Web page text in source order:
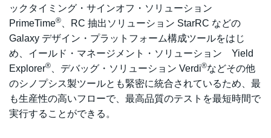
ックタイミング・サインオフ・ソリューション
PrimeTime®
、RC 抽出ソリューション StarRC などの
Galaxy デザイン・プラットフォーム構成ツールをはじ
め、イールド・マネージメント・ソリューション Yield
Explorer® 、デバッグ・ソリューション Verdi®などその他
のシノプシス製ツールとも緊密に統合されているため、最
も生産性の高いフローで、最高品質のテストを最短時間で
実行することができる。